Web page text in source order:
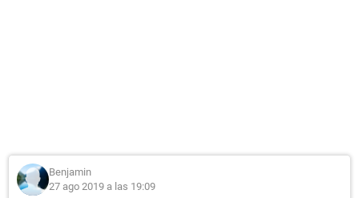
Benjamin
27 ago 2019 a las 19:09